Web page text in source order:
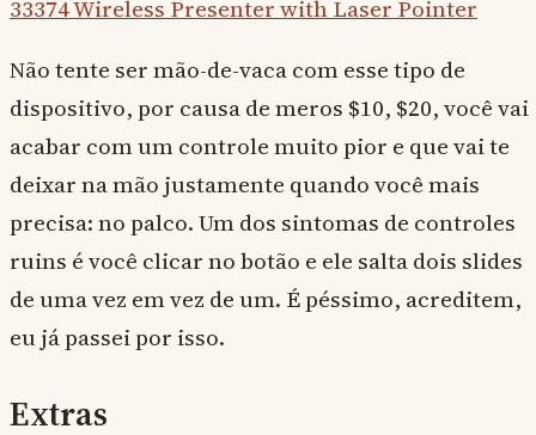
33374 Wireless Presenter with Laser Pointer
Não tente ser mão-de-vaca com esse tipo de
dispositivo, por causa de meros $10, $20, você vai
acabar com um controle muito pior e que vai te
deixar na mão justamente quando você mais
precisa: no palco. Um dos sintomas de controles
ruins é você clicar no botão e ele salta dois slides
de uma vez em vez de um. É péssimo, acreditem,
eu já passei por isso.
Extras